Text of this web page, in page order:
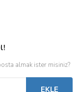
almak ister misiniz?
EKLE